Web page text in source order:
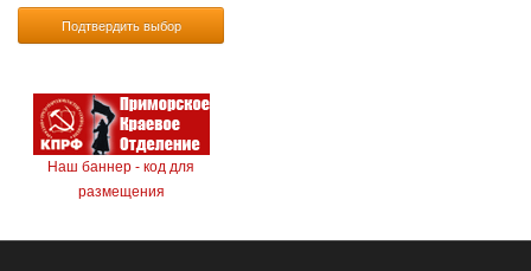
Подтвердить выбор
Наш баннер - код для
размещения